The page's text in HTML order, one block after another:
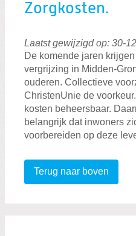
Zorgkosten.
Laatst gewijzigd op: 30-
De komende jaren
vergrijzing in Midden-
ouderen. Collectieve
ChristenUnie de
kosten beheersbaar.
belangrijk dat inwoners
voorbereiden op deze
Terug naar boven